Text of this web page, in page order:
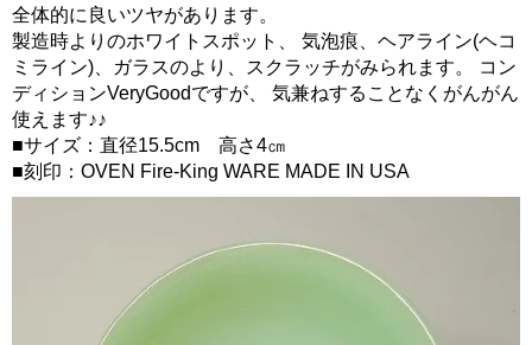
全体的に良いツヤがあります。
製造時よりのホワイトスポット、 気泡痕、ヘアライン(ヘコ
ミライン)、ガラスのより、スクラッチがみられます。 コン
ディションVeryGoodですが、 気兼ねすることなくがんがん
使えます♪♪
■サイズ：直径15.5cm 高さ4㎝
■刻印：OVEN Fire-King WARE MADE IN USA